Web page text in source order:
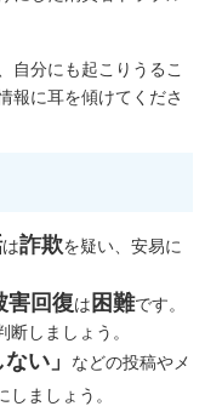
自分にも起こりうるこ
報に耳を傾けてくださ
は詐欺を疑い、安易に
害回復は 困難です。
しましょう。
い」
などの投稿やメ
しましょう。